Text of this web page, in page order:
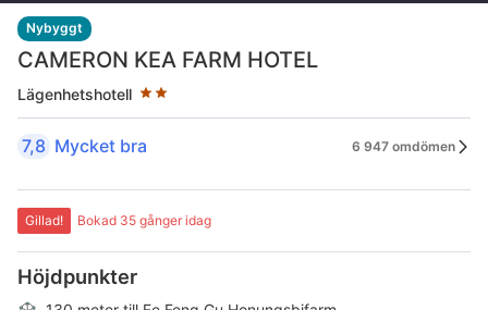
Nybyggt
CAMERON KEA FARM HOTEL
Lägenhetshotell
Stjärnklassificering: 2 stjärnor
7,8 Mycket bra 6 947 omdömen
Gillad! Bokad 35 gånger idag
Höjdpunkter